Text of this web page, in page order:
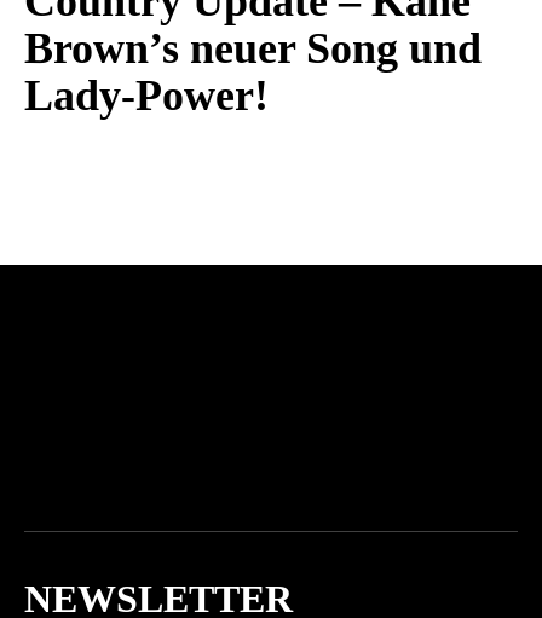
Brown’s neuer Song und
Lady-Power!
NEWSLETTER